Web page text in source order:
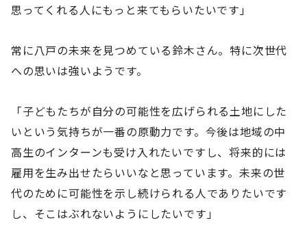
思ってくれる人にもっと来てもらいたいです」
常に八戸の未来を見つめている鈴木さん。特に次世代
への思いは強いようです。
「子どもたちが自分の可能性を広げられる土地にした
いという気持ちが一番の原動力です。今後は地域の中
高生のインターンも受け入れたいですし、将来的には
雇用を生み出せたらいいなと思っています。未来の世
代のために可能性を示し続けられる人でありたいです
し、そこはぶれないようにしたいです」